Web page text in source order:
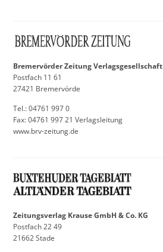
Bremervörder Zeitung Verlagsgesellschaft
Postfach 11 61
27421 Bremervörde
Tel.: 04761 997 0
Fax: 04761 997 21 Verlagsleitung
www.brv-zeitung.de
Zeitungsverlag Krause GmbH & Co. KG
Postfach 22 49
21662 Stade